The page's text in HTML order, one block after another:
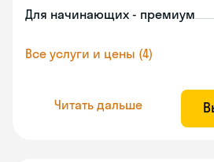
Для начинающих - премиум
Все услуги и цены (4)
Читать дальше